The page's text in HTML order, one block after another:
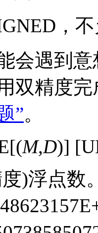
，
会遇到
双精度
”。
M,D)]
)浮点数